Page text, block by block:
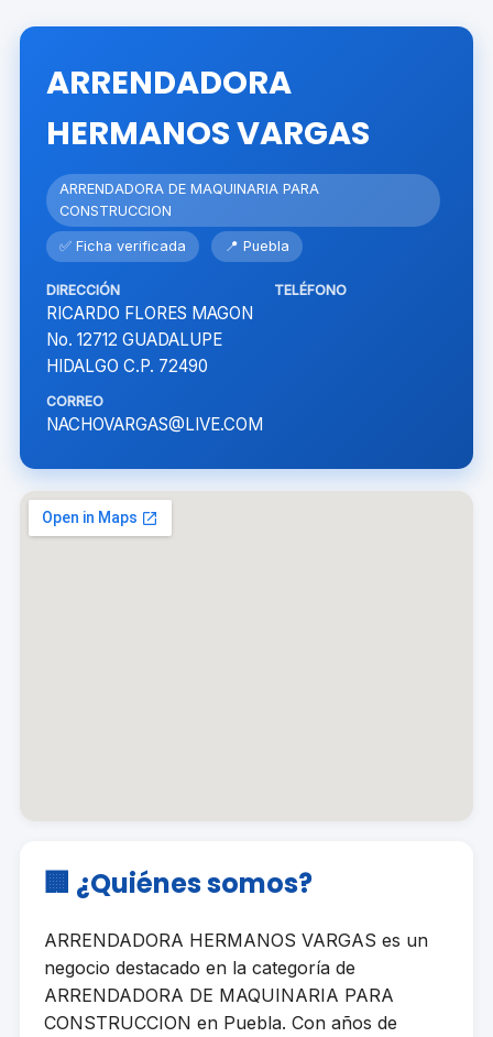
ARRENDADORA
HERMANOS VARGAS
ARRENDADORA DE MAQUINARIA PARA
CONSTRUCCION
✅ Ficha verificada 📍 Puebla
DIRECCIÓN
RICARDO FLORES MAGON
No. 12712 GUADALUPE
HIDALGO C.P. 72490
TELÉFONO
CORREO
NACHOVARGAS@LIVE.COM
🏢 ¿Quiénes somos?
ARRENDADORA HERMANOS VARGAS es un
negocio destacado en la categoría de
ARRENDADORA DE MAQUINARIA PARA
CONSTRUCCION en Puebla. Con años de